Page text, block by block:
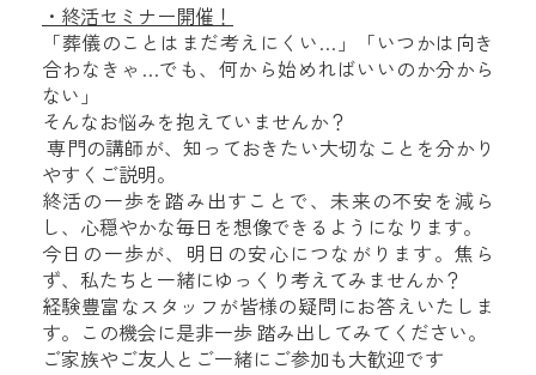
・終活セミナー開催！
「葬儀のことはまだ考えにくい…」
「いつかは向き
合わなきゃ…でも、何から始めればいいのか分から
ない」
そんなお悩みを抱えていませんか？
専門の講師が、知っておきたい大切なことを分かり
やすくご説明。
終活の一歩を踏み出すことで、未来の不安を減ら
し、心穏やかな毎日を想像できるようになります。
今日の一歩が、明日の安心につながります。焦ら
ず、私たちと一緒にゆっくり考えてみませんか？
経験豊富なスタッフが皆様の疑問にお答えいたしま
す。この機会に是非一歩 踏み出してみてください。
ご家族やご友人とご一緒にご参加も大歓迎です